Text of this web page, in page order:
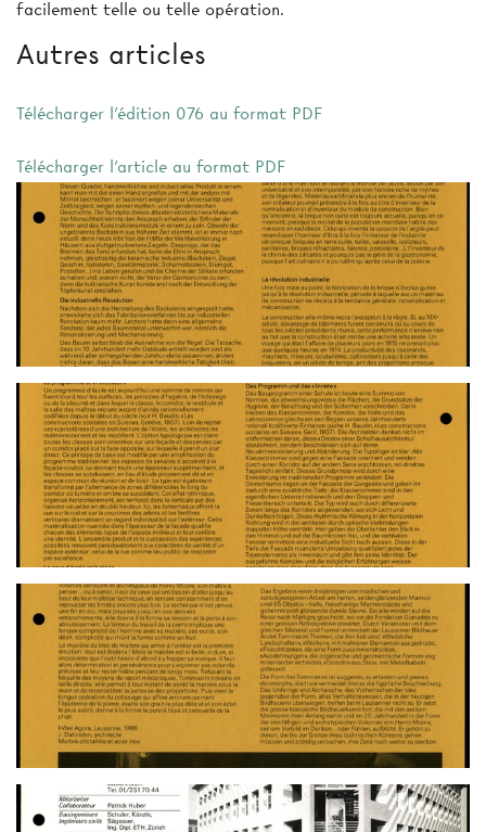
facilement telle ou telle opération.
Autres articles
Télécharger l'édition 076 au format PDF
Télécharger l'article au format PDF